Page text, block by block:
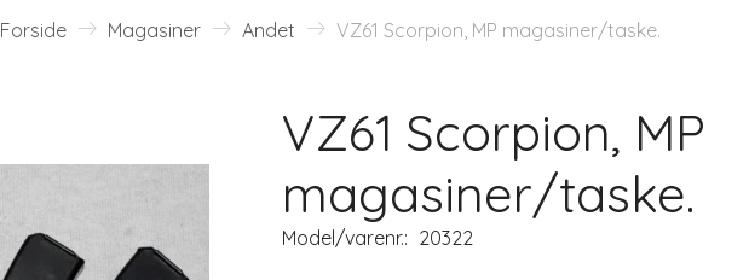
Forside Magasiner Andet VZ61 Scorpion, MP magasiner/taske.
VZ61 Scorpion, MP
magasiner/taske.
Model/varenr.: 20322